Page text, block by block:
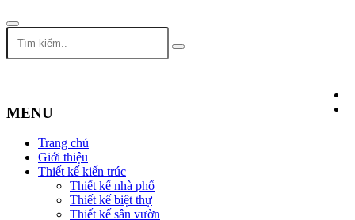
MENU
Trang chủ
Giới thiệu
Thiết kế kiến trúc
Thiết kế nhà phố
Thiết kế biệt thự
Thiết kế sân vườn